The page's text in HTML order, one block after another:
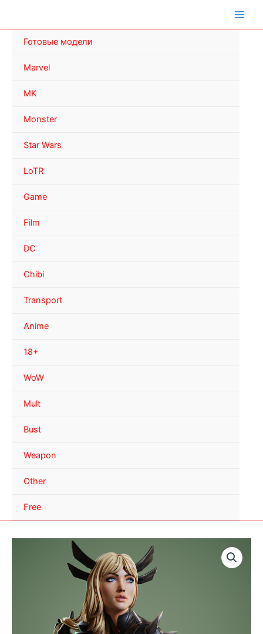
Готовые модели
Marvel
MK
Monster
Star Wars
LoTR
Game
Film
DC
Chibi
Transport
Anime
18+
WoW
Mult
Bust
Weapon
Other
Free